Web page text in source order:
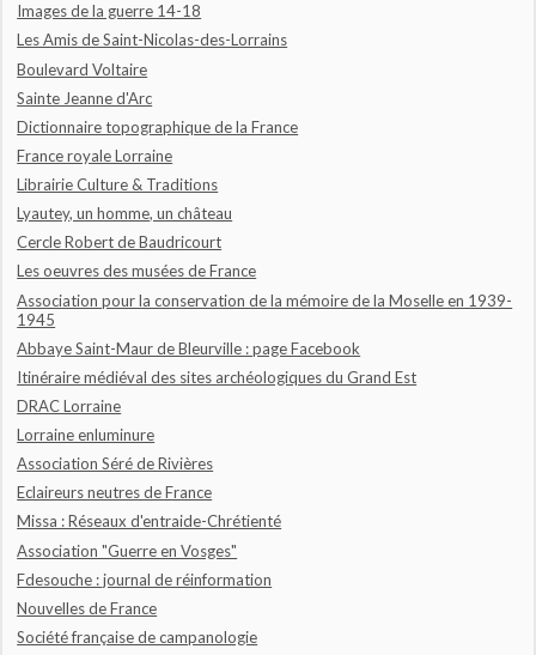
Images de la guerre 14-18
Les Amis de Saint-Nicolas-des-Lorrains
Boulevard Voltaire
Sainte Jeanne d'Arc
Dictionnaire topographique de la France
France royale Lorraine
Librairie Culture & Traditions
Lyautey, un homme, un château
Cercle Robert de Baudricourt
Les oeuvres des musées de France
Association pour la conservation de la mémoire de la Moselle en 1939-
1945
Abbaye Saint-Maur de Bleurville : page Facebook
Itinéraire médiéval des sites archéologiques du Grand Est
DRAC Lorraine
Lorraine enluminure
Association Séré de Rivières
Eclaireurs neutres de France
Missa : Réseaux d'entraide-Chrétienté
Association "Guerre en Vosges"
Fdesouche : journal de réinformation
Nouvelles de France
Société française de campanologie